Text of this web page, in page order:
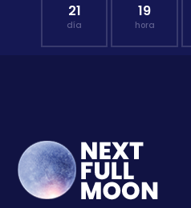
21
día
19
hora